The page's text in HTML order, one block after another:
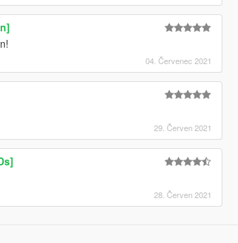
04. Červenec 2021
29. Červen 2021
28. Červen 2021